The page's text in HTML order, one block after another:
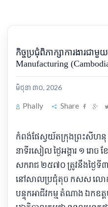
កិច្ចប្រជុំពិភាក្សាការងារជា
Manufacturing
មិថុនា ៣០, 2026
Phally Share
កំពង់ផែស្វយ័តក្រុងព្រះសីហ
នាទីរសៀល ថ្ងៃអង្គារ ១ រោច
សករាជ ២៥៧០ ត្រូវនឹងថ្ងៃទី
នៅសាលប្រជុំតុច កសស លោក
បន្ទុកអាជីវកម្ម តំណាង ឯកឧ